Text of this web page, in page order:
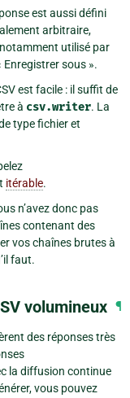
est aussi défini
arbitraire,
utilisé par
Enregistrer sous ».
est facile : il suffit de
à csv.writer. La
type fichier et
itérable.
n’avez donc pas
contenant des
vos chaînes brutes à
faut.
volumineux ¶
des réponses très
la diffusion continue
vous pouvez